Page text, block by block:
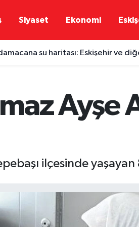
Siyaset Ekonomi
su haritası: Eskişehir ve
ilçesinde